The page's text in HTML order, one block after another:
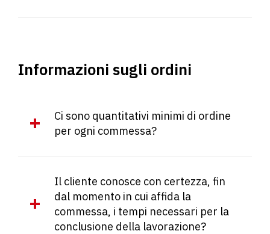
Informazioni sugli ordini
Ci sono quantitativi minimi di ordine
per ogni commessa?
Il cliente conosce con certezza, fin
dal momento in cui affida la
commessa, i tempi necessari per la
conclusione della lavorazione?